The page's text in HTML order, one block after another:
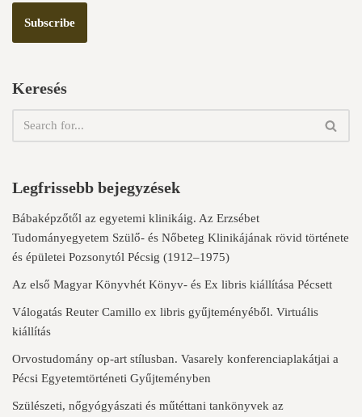
Keresés
Legfrissebb bejegyzések
Bábaképzőtől az egyetemi klinikáig. Az Erzsébet
Tudományegyetem Szülő- és Nőbeteg Klinikájának rövid története
és épületei Pozsonytól Pécsig (1912–1975)
Az első Magyar Könyvhét Könyv- és Ex libris kiállítása Pécsett
Válogatás Reuter Camillo ex libris gyűjteményéből. Virtuális
kiállítás
Orvostudomány op-art stílusban. Vasarely konferenciaplakátjai a
Pécsi Egyetemtörténeti Gyűjteményben
Szülészeti, nőgyógyászati és műtéttani tankönyvek az